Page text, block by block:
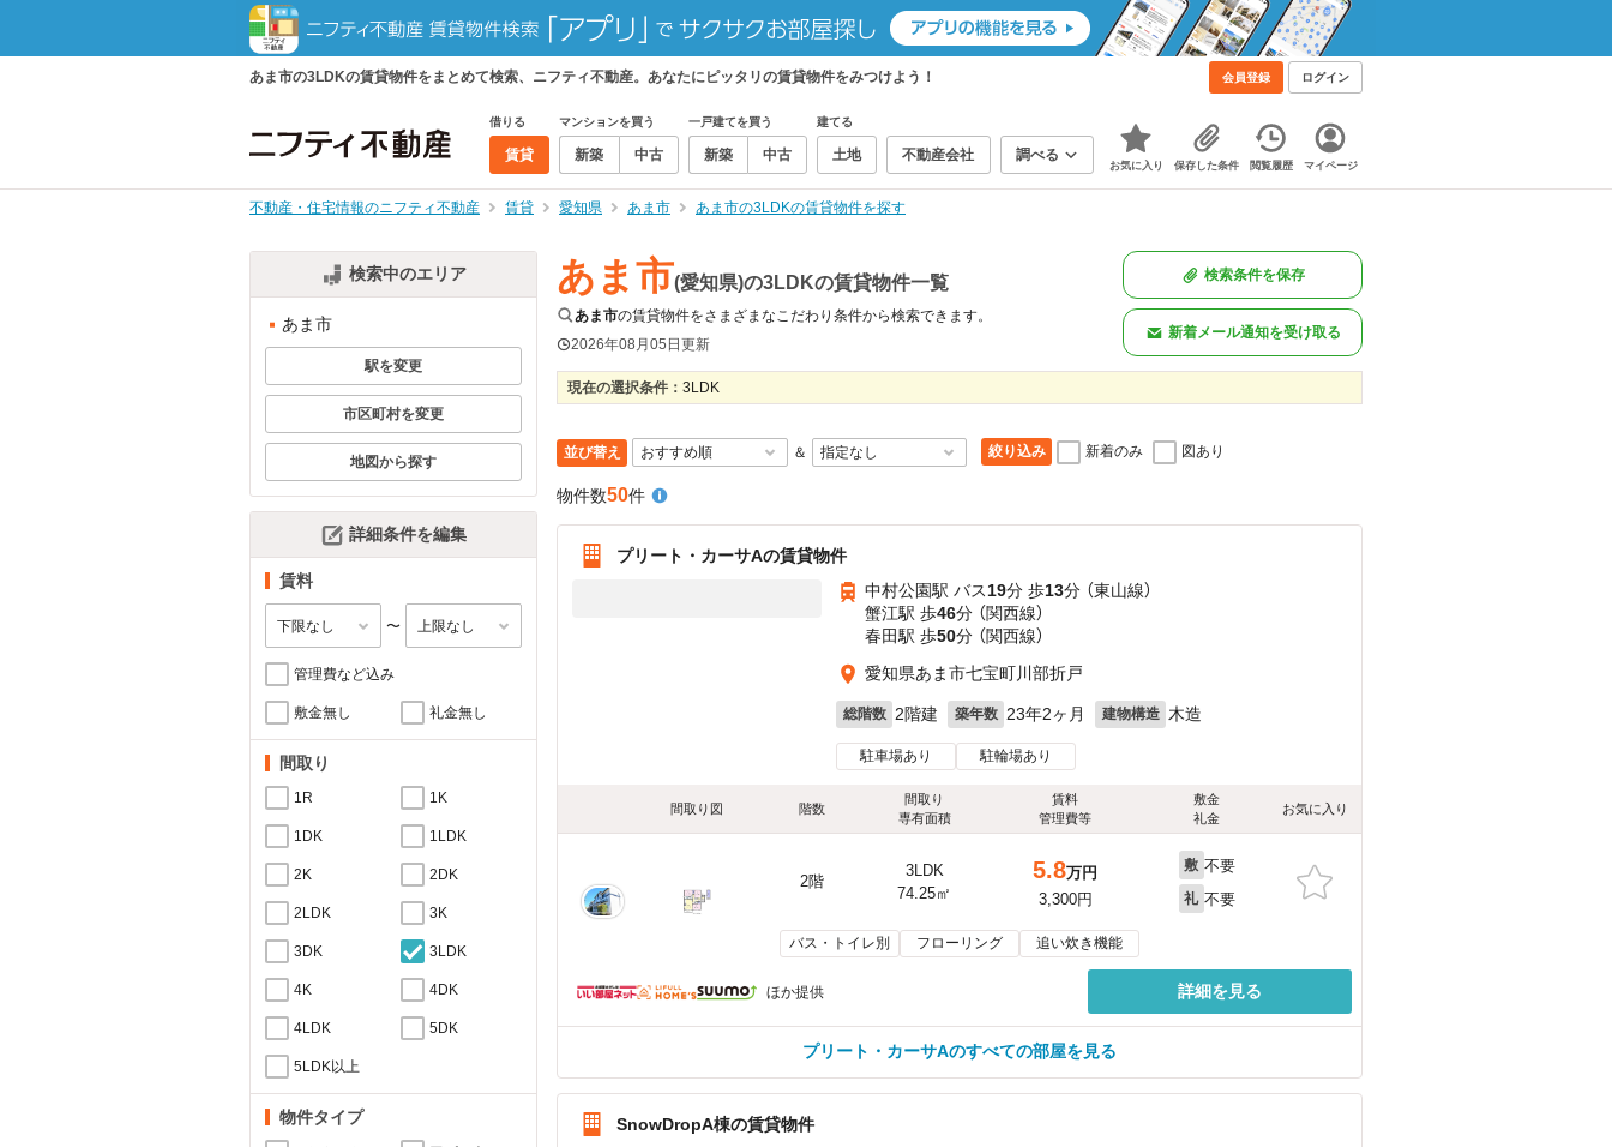
あま市の3LDKの賃貸物件をまとめて検索、ニフティ不動産。あなたにピッタリの賃貸物件をみつけよう！ 会員登録 ログイン
借りる
賃貸
マンションを買う
新築 中古
一戸建てを買う
新築 中古
建てる
土地 不動産会社 調べる
お気に入り 保存した条件 閲覧履歴 マイページ
不動産・住宅情報のニフティ不動産 賃貸 愛知県 あま市 あま市の3LDKの賃貸物件を探す
検索中のエリア
あま市
駅を変更
市区町村を変更
地図から探す
詳細条件を編集
賃料
〜
管理費など込み
敷金無し 礼金無し
間取り
1R 1K
1DK 1LDK
2K 2DK
2LDK 3K
3DK 3LDK
4K 4DK
4LDK 5DK
5LDK以上
物件タイプ
あま市(愛知県)の3LDKの賃貸物件一覧
あま市の賃貸物件をさまざまなこだわり条件から検索できます。
2026年08月05日更新
検索条件を保存
新着メール通知を受け取る
現在の選択条件： 3LDK
並び替え ＆ 絞り込み 新着のみ 図あり
物件数50件
プリート・カーサAの賃貸物件
中村公園駅 バス19分 歩13分 （東山線）
蟹江駅 歩46分 （関西線）
春田駅 歩50分 （関西線）
愛知県あま市七宝町川部折戸
総階数 2階建 築年数 23年2ヶ月 建物構造 木造
駐車場あり 駐輪場あり
間取り図 階数
間取り
専有面積
賃料
管理費等
敷金
礼金
お気に入り
2階
3LDK
74.25㎡
5.8万円
3,300円
敷 不要
礼 不要
バス・トイレ別 フローリング 追い炊き機能
ほか提供 詳細を見る
プリート・カーサAのすべての部屋を見る
SnowDropA棟の賃貸物件